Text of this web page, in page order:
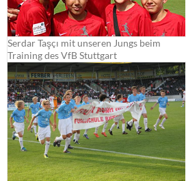
Serdar Taşçı mit unseren Jungs beim
Training des VfB Stuttgart